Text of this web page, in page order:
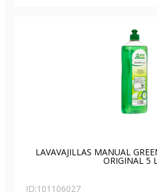
LAVAVAJILLAS MANUAL
ORIGINAL 5
ID:101106027